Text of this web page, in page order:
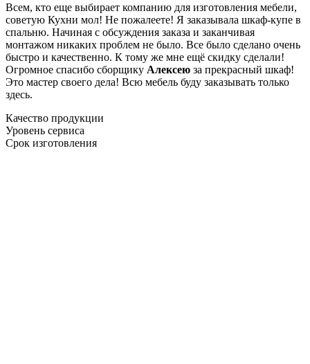
Всем, кто еще выбирает компанию для изготовления мебели,
советую Кухни мол! Не пожалеете! Я заказывала шкаф-купе в
спальню. Начиная с обсуждения заказа и заканчивая
монтажом никаких проблем не было. Все было сделано очень
быстро и качественно. К тому же мне ещё скидку сделали!
Огромное спасибо сборщику Алексею за прекрасный шкаф!
Это мастер своего дела! Всю мебель буду заказывать только
здесь.
Качество продукции
Уровень сервиса
Срок изготовления